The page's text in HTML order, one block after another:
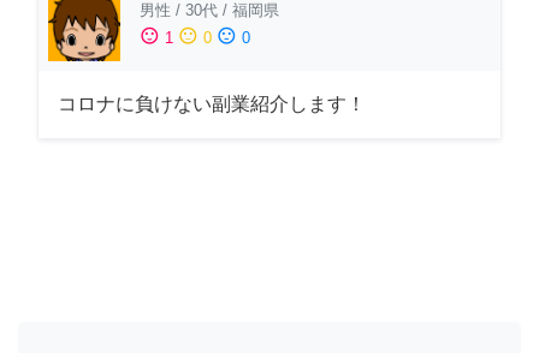
男性 / 30代 / 福岡県
sentiment_satisfied 1 sentiment_neutral 0 sentiment_dissatisfied 0
コロナに負けない副業紹介します！